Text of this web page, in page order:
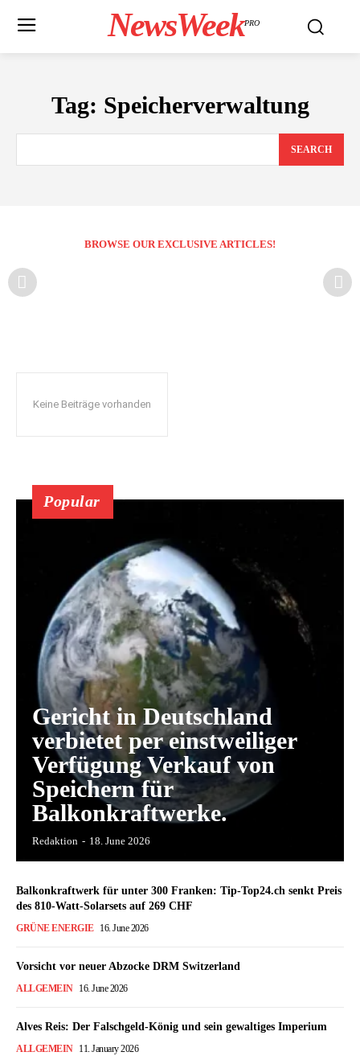
NewsWeekPRO
Tag: Speicherverwaltung
SEARCH
BROWSE OUR EXCLUSIVE ARTICLES!
Keine Beiträge vorhanden
Popular
Gericht in Deutschland
verbietet per einstweiliger
Verfügung Verkauf von
Speichern für
Balkonkraftwerke.
Redaktion - 18. June 2026
Balkonkraftwerk für unter 300 Franken: Tip-Top24.ch senkt Preis
des 810-Watt-Solarsets auf 269 CHF
GRÜNE ENERGIE 16. June 2026
Vorsicht vor neuer Abzocke DRM Switzerland
ALLGEMEIN 16. June 2026
Alves Reis: Der Falschgeld-König und sein gewaltiges Imperium
ALLGEMEIN 11. January 2026